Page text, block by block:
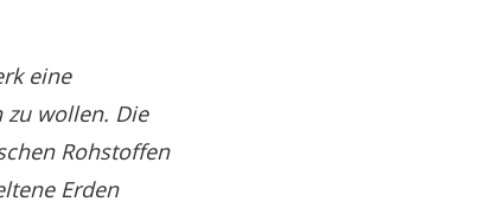
eine
wollen. Die
Rohstoffen
Erden